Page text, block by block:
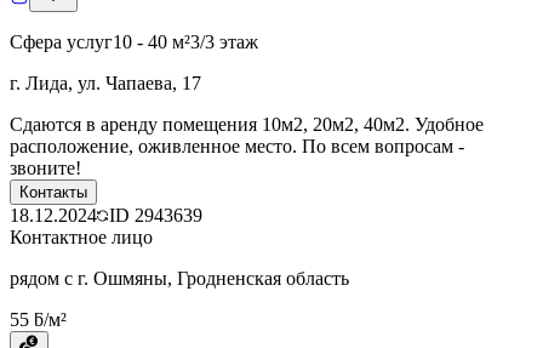
Сфера услуг10 - 40 м²3/3 этаж
г. Лида, ул. Чапаева, 17
Сдаются в аренду помещения 10м2, 20м2, 40м2. Удобное
расположение, оживленное место. По всем вопросам -
звоните!
Контакты
18.12.2024 ID 2943639
Контактное лицо
рядом с г. Ошмяны, Гродненская область
55 ƃ/м²